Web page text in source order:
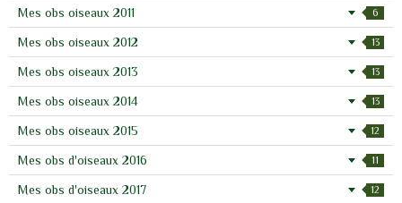
Mes obs oiseaux 2011 6
Mes obs oiseaux 2012 13
Mes obs oiseaux 2013 13
Mes obs oiseaux 2014 13
Mes obs oiseaux 2015 12
Mes obs d'oiseaux 2016 11
Mes obs d'oiseaux 2017 12